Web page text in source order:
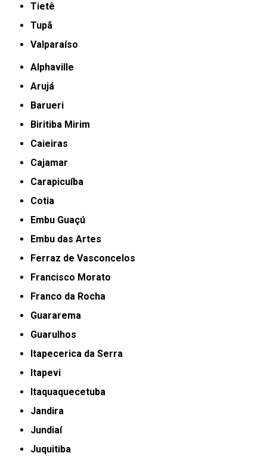
Tietê
Tupã
Valparaíso
Alphaville
Arujá
Barueri
Biritiba Mirim
Caieiras
Cajamar
Carapicuíba
Cotia
Embu Guaçú
Embu das Artes
Ferraz de Vasconcelos
Francisco Morato
Franco da Rocha
Guararema
Guarulhos
Itapecerica da Serra
Itapevi
Itaquaquecetuba
Jandira
Jundiaí
Juquitiba